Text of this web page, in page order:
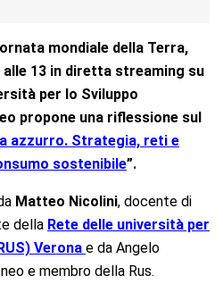
mondiale della Terra,
alle 13 in diretta streaming su
per lo Sviluppo
propone una riflessione sul
azzurro. Strategia, reti e
sostenibile”.
Matteo Nicolini, docente di
della Rete delle università per
Verona e da Angelo
e membro della Rus.